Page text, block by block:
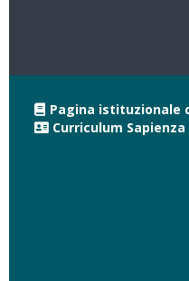
Pagina istituzionale
Curriculum Sapienza